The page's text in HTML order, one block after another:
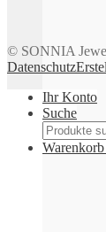
© SONNIA
Datenschutz
Ihr Konto
Suche
Suchen
nach:
Warenkorb